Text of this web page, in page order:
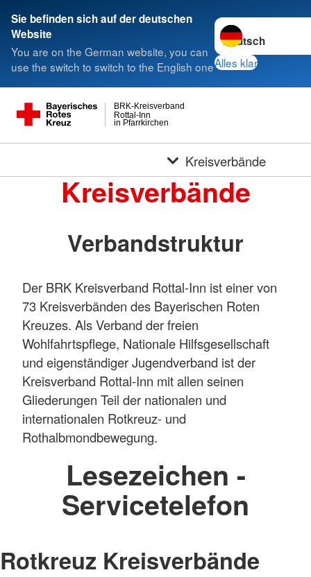
Sie befinden sich auf der deutschen
Website
You are on the German website, you can
use the switch to switch to the English one
Sprache wechseln
Alles klar
in Pfarrkirchen
Rottal-Inn
BRK-Kreisverband
Kreisverbände
Kreisverbände
Verbandstruktur
Der BRK Kreisverband Rottal-Inn ist einer von
73 Kreisverbänden des Bayerischen Roten
Kreuzes. Als Verband der freien
Wohlfahrtspflege, Nationale Hilfsgesellschaft
und eigenständiger Jugendverband ist der
Kreisverband Rottal-Inn mit allen seinen
Gliederungen Teil der nationalen und
internationalen Rotkreuz- und
Rothalbmondbewegung.
Lesezeichen -
Servicetelefon
Rotkreuz Kreisverbände